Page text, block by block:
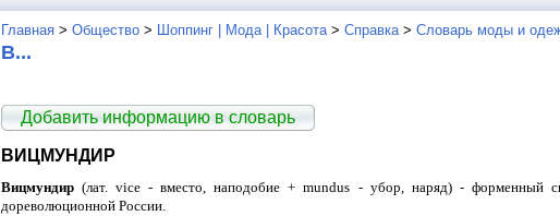
Главная > Общество > Шоппинг | Мода | Красота > Справка > Словарь моды и
В...
Добавить информацию в словарь
ВИЦМУНДИР
Вицмундир (лат. vice - вместо, наподобие + mundus - убор, наряд) - форменный
дореволюционной России.